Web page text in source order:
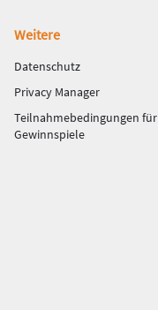
Weitere
Datenschutz
Privacy Manager
Teilnahmebedingungen für
Gewinnspiele